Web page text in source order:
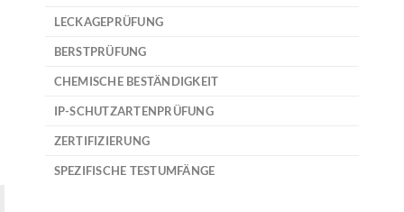
LECKAGEPRÜFUNG
BERSTPRÜFUNG
CHEMISCHE BESTÄNDIGKEIT
IP-SCHUTZARTENPRÜFUNG
ZERTIFIZIERUNG
SPEZIFISCHE TESTUMFÄNGE